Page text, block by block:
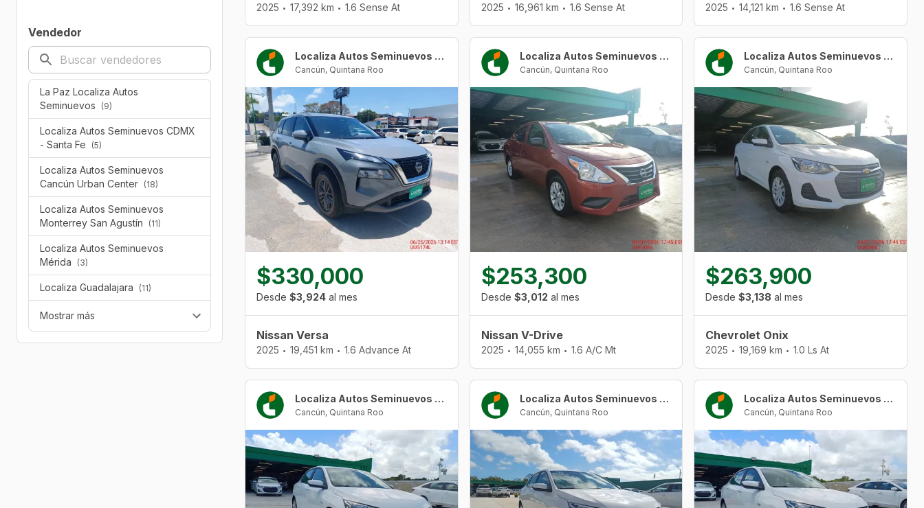
Vendedor
La Paz Localiza Autos
Seminuevos
(9)
Localiza Autos Seminuevos CDMX
- Santa Fe
(5)
Localiza Autos Seminuevos
Cancún Urban Center (18)
Localiza Autos Seminuevos
Monterrey San Agustín
(11)
Localiza Autos Seminuevos
Mérida
(3)
Localiza Guadalajara (11)
Mostrar más
2025 • 17,392 km • 1.6 Sense At 2025 • 16,961 km • 1.6 Sense At 2025 • 14,121 km • 1.6 Sense At
Localiza Autos Seminuevos Cancún Urban Center
Cancún, Quintana Roo
$330,000
Desde $3,924 al mes
Nissan Versa
2025 • 19,451 km • 1.6 Advance At
Localiza Autos Seminuevos Cancún Urban Center
Cancún, Quintana Roo
$253,300
Desde $3,012 al mes
Nissan V-Drive
2025 • 14,055 km • 1.6 A/C Mt
Localiza Autos Seminuevos Cancún Urban Center
Cancún, Quintana Roo
$263,900
Desde$3,138 al mes
Chevrolet Onix
2025 • 19,169 km • 1.0 Ls At
Localiza Autos Seminuevos Cancún Urban Center
Cancún, Quintana Roo
Localiza Autos Seminuevos Cancún Urban Center
Cancún, Quintana Roo
Localiza Autos Seminuevos Cancún Urban Center
Cancún, Quintana Roo